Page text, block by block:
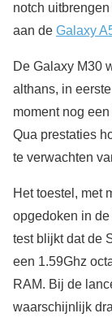
notch
aan de Galaxy
De Galaxy M30
althans, in
moment nog
Qua prestaties
te verwachten
Het toestel, met
opgedoken in
test blijkt dat de
een 1.59Ghz
RAM. Bij de
waarschijnlijk